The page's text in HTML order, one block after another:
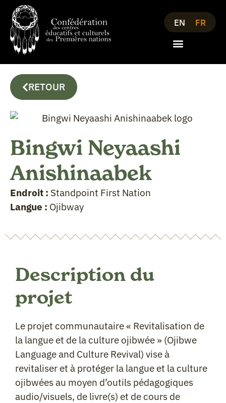
EN FR
RETOUR
Bingwi Neyaashi
Anishinaabek
Endroit : Standpoint First Nation
Langue : Ojibway
Description du
projet
Le projet communautaire « Revitalisation de
la langue et de la culture ojibwée » (Ojibwe
Language and Culture Revival) vise à
revitaliser et à protéger la langue et la culture
ojibwées au moyen d’outils pédagogiques
audio/visuels, de livre(s) et de cours de